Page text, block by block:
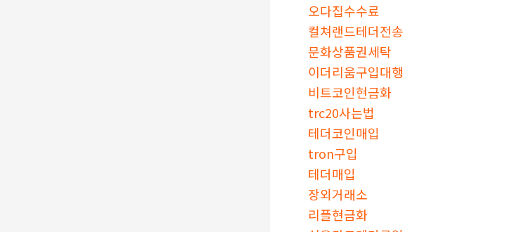
오다집수수료
컬쳐랜드테더전송
문화상품권세탁
이더리움구입대행
비트코인현금화
trc20사는법
테더코인매입
tron구입
테더매입
장외거래소
리플현금화